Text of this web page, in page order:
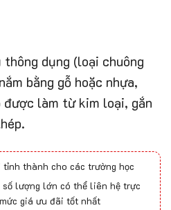
dụng (loại chuông
bằng gỗ hoặc nhựa,
được làm từ kim loại, gắn
thành cho các trường học
lượng lớn có thể liên hệ trực
giá ưu đãi tốt nhất